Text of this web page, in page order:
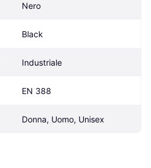
Nero
Black
Industriale
EN 388
Donna, Uomo, Unisex